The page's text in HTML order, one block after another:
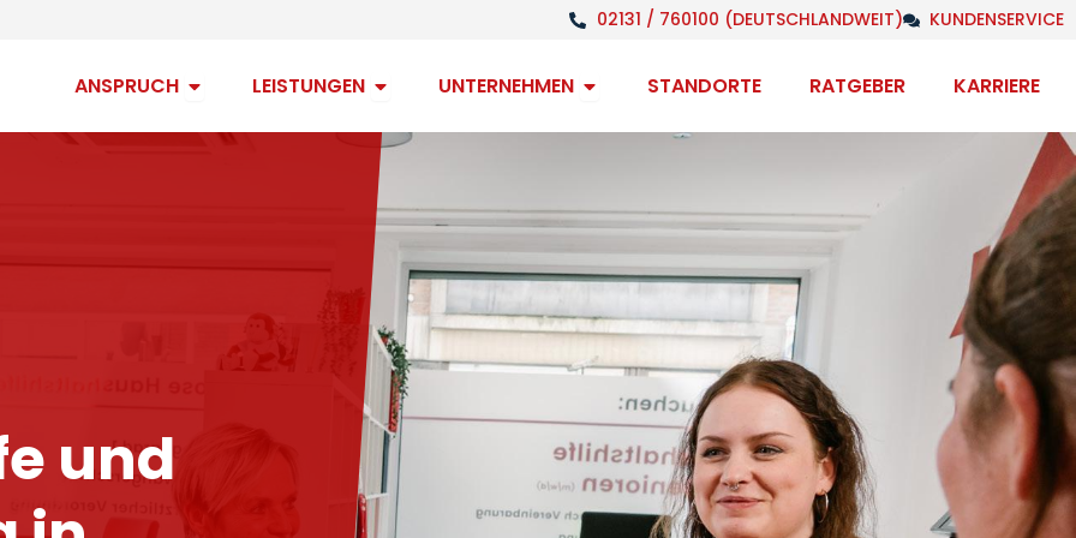
02131 / 760100 (DEUTSCHLANDWEIT) KUNDENSERVICE
ANSPRUCH Open Anspruch
LEISTUNGEN Open Leistungen
UNTERNEHMEN Open Unternehmen
STANDORTE RATGEBER KARRIERE
und